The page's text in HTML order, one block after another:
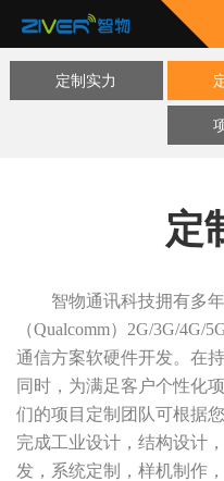
定制实力
定
智物通讯科技拥有多年
（Qualcomm）2G/3G/
通信方案软硬件开发。在
同时，为满足客户个性化
们的项目定制团队可根据
完成工业设计，结构设计
发，系统定制，样机制作